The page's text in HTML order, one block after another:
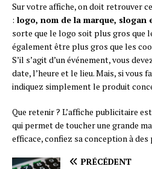
Sur votre affiche, on doit retrouver
: logo, nom de la marque, slogan
sorte que le logo soit plus gros que
également être plus gros que les
S’il s’agit d’un événement, vous
date, l’heure et le lieu. Mais, si vous
indiquez simplement le produit
Que retenir ? L’affiche publicitaire est
qui permet de toucher une grande
efficace, confiez sa conception à
PRÉCÉDENT